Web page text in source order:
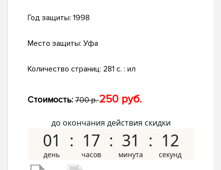
Год защиты: 1998
Место защиты: Уфа
Количество страниц: 281 с. : ил
Стоимость: 700 р.250 руб.
до окончания действия скидки
01 17 31 11